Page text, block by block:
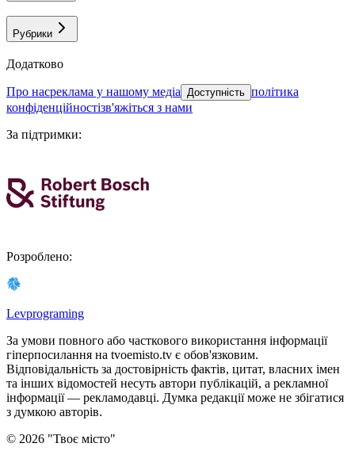
Рубрики
Додатково
про насреклама у нашому медіа Доступність політика
конфіденційностізв'яжіться з нами
За підтримки:
Розроблено:
Levprograming
За умови повного або часткового використання iнформацiї
гіперпосилання на tvoemisto.tv є обов'язковим.
Відповідальність за достовірність фактів, цитат, власних імен
та інших відомостей несуть автори публікацій, а рекламної
інформації — рекламодавці. Думка редакцiї може не збiгатися
з думкою авторiв.
© 2026 "Твоє місто"